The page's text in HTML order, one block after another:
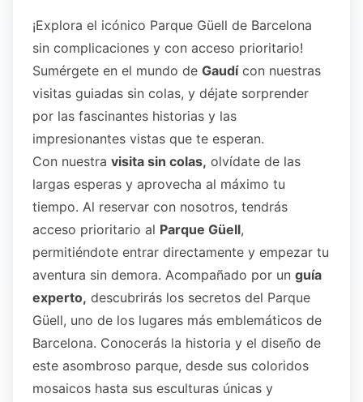
¡Explora el icónico Parque Güell de Barcelona
sin complicaciones y con acceso prioritario!
Sumérgete en el mundo de Gaudícon nuestras
visitas guiadas sin colas, y déjate sorprender
por las fascinantes historias y las
impresionantes vistas que te esperan.
Con nuestra visita sin colas, olvídate de las
largas esperas y aprovecha al máximo tu
tiempo. Al reservar con nosotros, tendrás
acceso prioritario al Parque Güell,
permitiéndote entrar directamente y empezar tu
aventura sin demora. Acompañado por un guía
experto, descubrirás los secretos del Parque
Güell, uno de los lugares más emblemáticos de
Barcelona. Conocerás la historia y el diseño de
este asombroso parque, desde sus coloridos
mosaicos hasta sus esculturas únicas y